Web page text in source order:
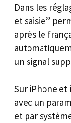
Dans les
et saisie”
après le
un signal
Sur iPhone et
avec un
et par